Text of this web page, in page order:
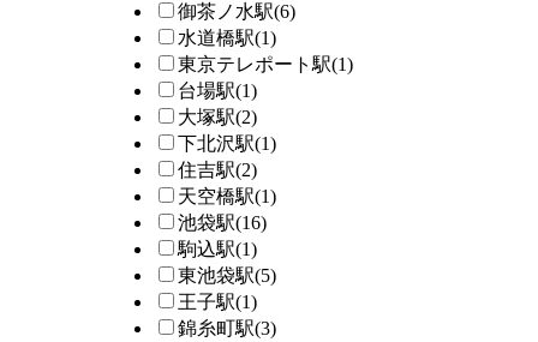
御茶ノ水駅(6)
水道橋駅(1)
東京テレポート駅(1)
台場駅(1)
大塚駅(2)
下北沢駅(1)
住吉駅(2)
天空橋駅(1)
池袋駅(16)
駒込駅(1)
東池袋駅(5)
王子駅(1)
錦糸町駅(3)